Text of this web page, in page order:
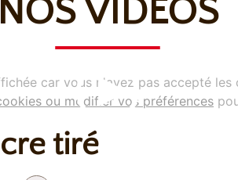
NOS VIDÉOS
car vous n'avez pas accepté les
ou modifier vos préférences
tiré